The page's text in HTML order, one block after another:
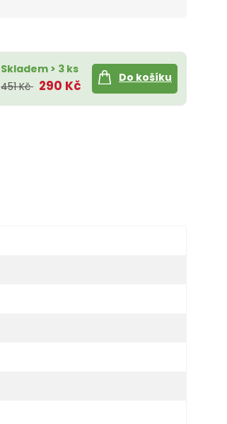
Skladem > 3 ks
451 Kč 290 Kč
Do košíku